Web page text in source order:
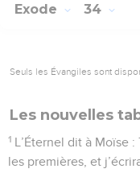
Exode 34
Seuls les Évangiles sont
Les nouvelles
1 L’Éternel dit à Moïse
les premières, et